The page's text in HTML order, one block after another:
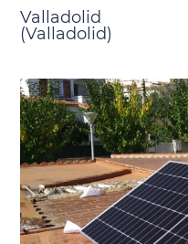
Valladolid
(Valladolid)